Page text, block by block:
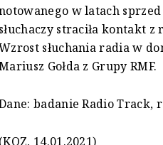
w latach
słuchaczy straciła kontakt
słuchania radia w
Gołda z Grupy RMF.
badanie Radio Track,
(KOZ, 14.01.2021)